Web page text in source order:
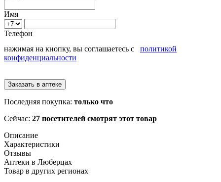
Имя
Телефон
нажимая на кнопку, вы соглашаетесь с политикой
конфиденциальности
Последняя покупка: только что
Сейчас: 27 посетителей смотрят этот товар
Описание
Характеристики
Отзывы
Аптеки в Люберцах
Товар в других регионах